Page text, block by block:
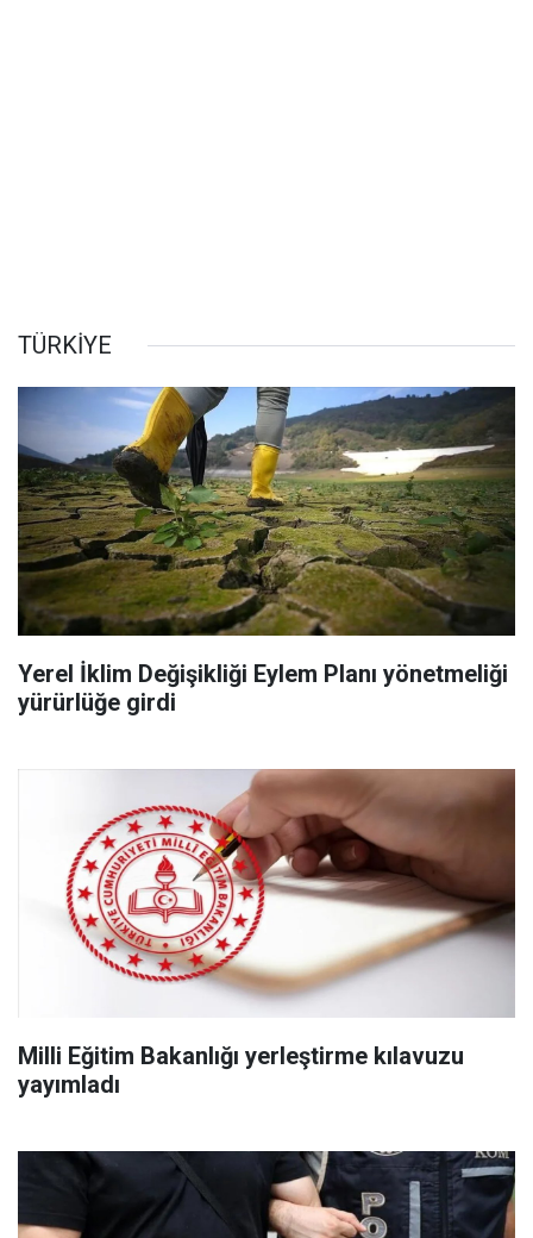
TÜRKİYE
Yerel İklim Değişikliği Eylem Planı yönetmeliği
yürürlüğe girdi
Milli Eğitim Bakanlığı yerleştirme kılavuzu
yayımladı